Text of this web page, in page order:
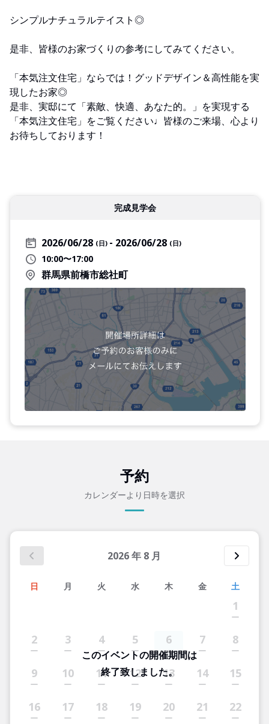
シンプルナチュラルテイスト◎
是非、皆様のお家づくりの参考にしてみてください。
「本気注文住宅」ならでは！グッドデザイン＆高性能を実
現したお家◎
是非、実邸にて「素敵、快適、あなた的。」を実現する
「本気注文住宅」をご覧ください♩皆様のご来場、心より
お待ちしております！
完成見学会
2026/06/28 (日) 2026/06/28 (日)
10:00〜17:00
群馬県前橋市総社町
予約
カレンダーより日時を選択
2026年 8 月
日 月 火 水 木 金 土
1
2 3 4 5 6 7 8
9 10 11 12 13 14 15
16 17 18 19 20 21 22
このイベントの開催期間は
終了致しました。